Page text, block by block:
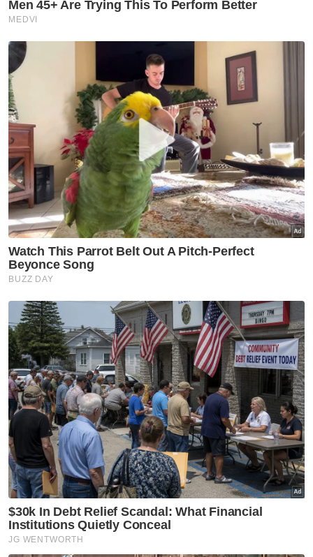
SECARA prinsipnya, seseorang hanya berhak mengambil
barang yang sudah dibayar sahaja. -Foto: CANVA
Beliau kemudian memberikan contoh situasi
sekiranya kita sendiri ialah pemilik kedai.
Berita Telus & Tulus menerusi E-Mel setiap
hari!
“Kita suka tak orang ambil (barang) lebih?
Tidak…rugilah kita.
“Jadi, jangan buat kepada orang lain. Itu (cara)
Islam yang betul. Kamu tidak suka orang
berlebih-lebih ambil harta kamu, jangan buat
begitu kepada orang lain juga,” katanya.
Ia sebagaimana sabda Rasulullah SAW:
sempurna iman seseorang itu sehingga dia